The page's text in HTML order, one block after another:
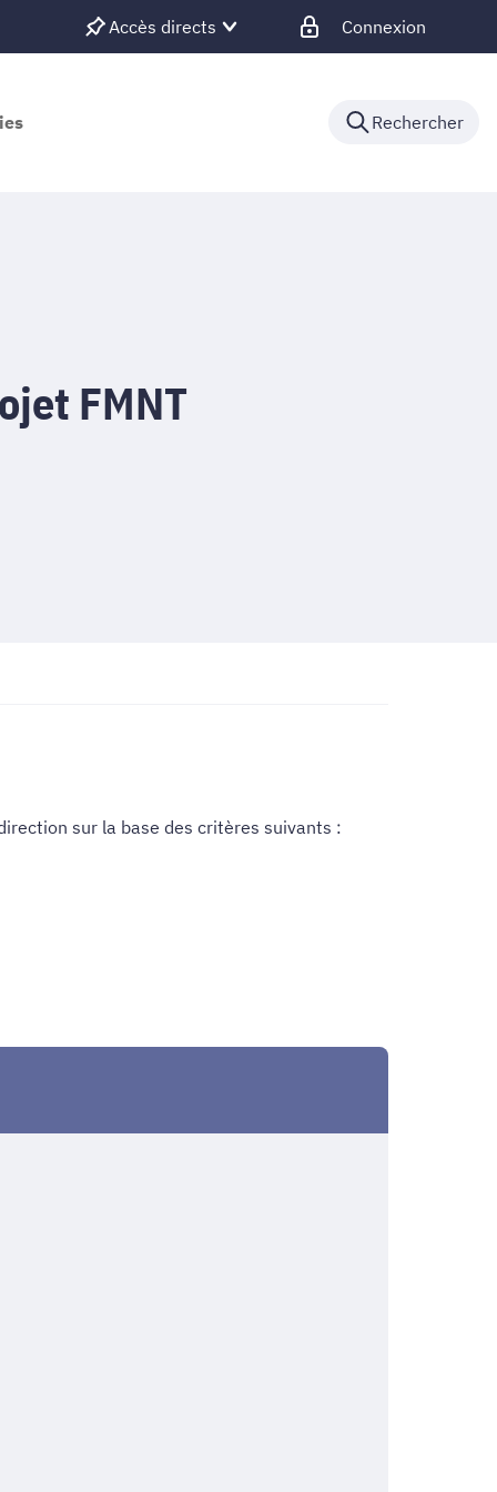
Accès directs Connexion
Rechercher
FMNT
sur la base des critères suivants :